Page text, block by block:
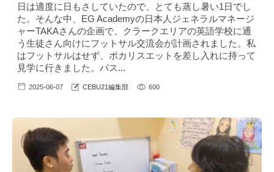
日は適度に日もさしていたので、とても蒸し暑い1日でし
た。そんな中、EG Academyの日本人ジェネラルマネージ
ャーTAKAさんの企画で、クラークエリアの英語学校に通
う生徒さん向けにフットサル交流会が計画されました。私
はフットサルはせず、ポカリスエットを差し入れに持って
見学に行きました。バス...
2025-06-07 CEBU21編集部 600